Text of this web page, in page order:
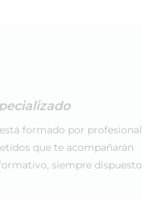
formado por
que te acompañarán
siempre